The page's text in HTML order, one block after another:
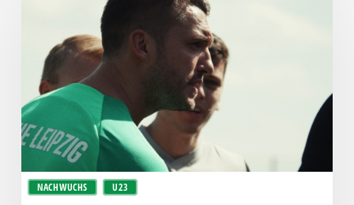
NACHWUCHS U23
Trainer
für
die
U23